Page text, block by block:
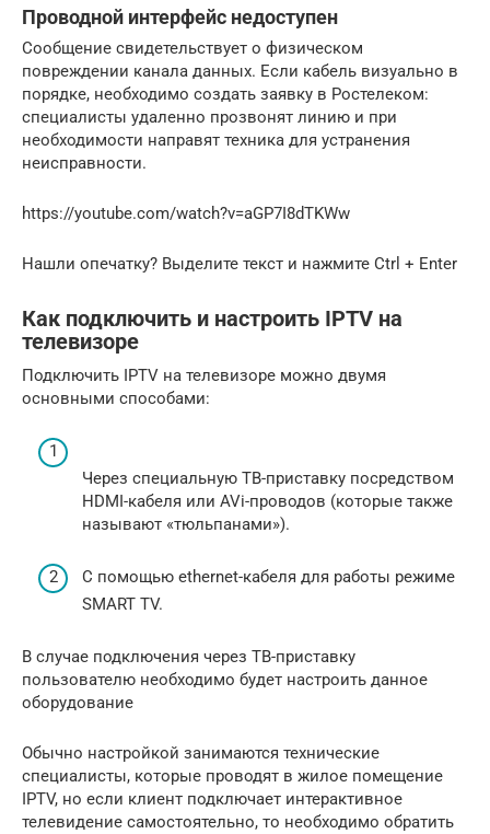
Проводной интерфейс недоступен
Сообщение свидетельствует о физическом
повреждении канала данных. Если кабель визуально в
порядке, необходимо создать заявку в Ростелеком:
специалисты удаленно прозвонят линию и при
необходимости направят техника для устранения
неисправности.
https://youtube.com/watch?v=aGP7I8dTKWw
Нашли опечатку? Выделите текст и нажмите Ctrl + Enter
Как подключить и настроить IPTV на
телевизоре
Подключить IPTV на телевизоре можно двумя
основными способами:
Через специальную ТВ-приставку посредством
HDMI-кабеля или AVi-проводов (которые также
называют «тюльпанами»).
С помощью ethernet-кабеля для работы режиме
SMART TV.
В случае подключения через ТВ-приставку
пользователю необходимо будет настроить данное
оборудование
Обычно настройкой занимаются технические
специалисты, которые проводят в жилое помещение
IPTV, но если клиент подключает интерактивное
телевидение самостоятельно, то необходимо обратить